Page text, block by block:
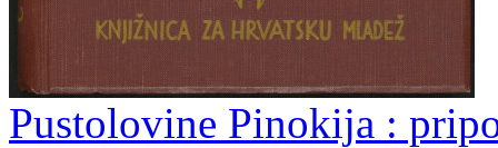
Pustolovine Pinokija :